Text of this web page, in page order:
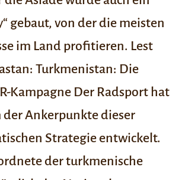
gebaut, von der die meisten
im Land profitieren. Lest
Turkmenistan: Die
Kampagne Der Radsport hat
der Ankerpunkte dieser
Strategie entwickelt.
der turkmenische